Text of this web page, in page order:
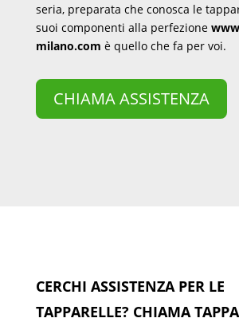
seria, preparata che conosca le
suoi componenti alla perfezione
milano.com è quello che fa per voi.
CHIAMA ASSISTENZA
CERCHI ASSISTENZA PER LE
TAPPARELLE? CHIAMA